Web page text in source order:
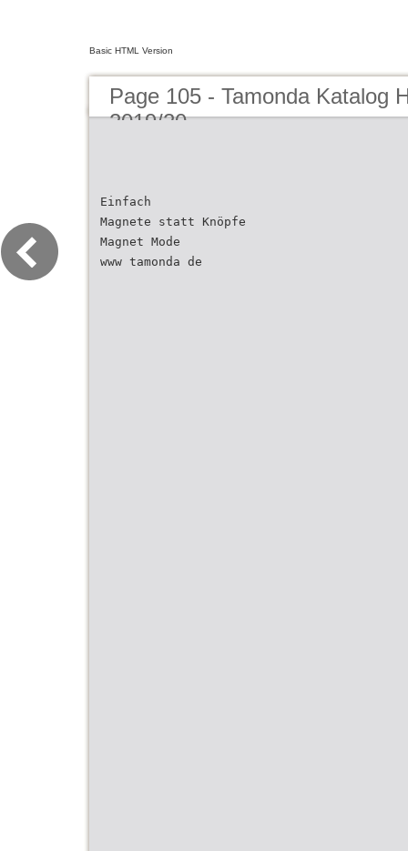
Basic HTML Version
Page 105 - Tamonda Katalog
2019/20
Einfach
Magnete statt Knöpfe
Magnet Mode
www tamonda de